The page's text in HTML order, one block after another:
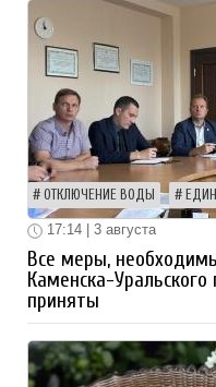
ОТКЛЮЧЕНИЕ ВОДЫ
17:14 | 3 августа
Все меры,
Каменска-
приняты